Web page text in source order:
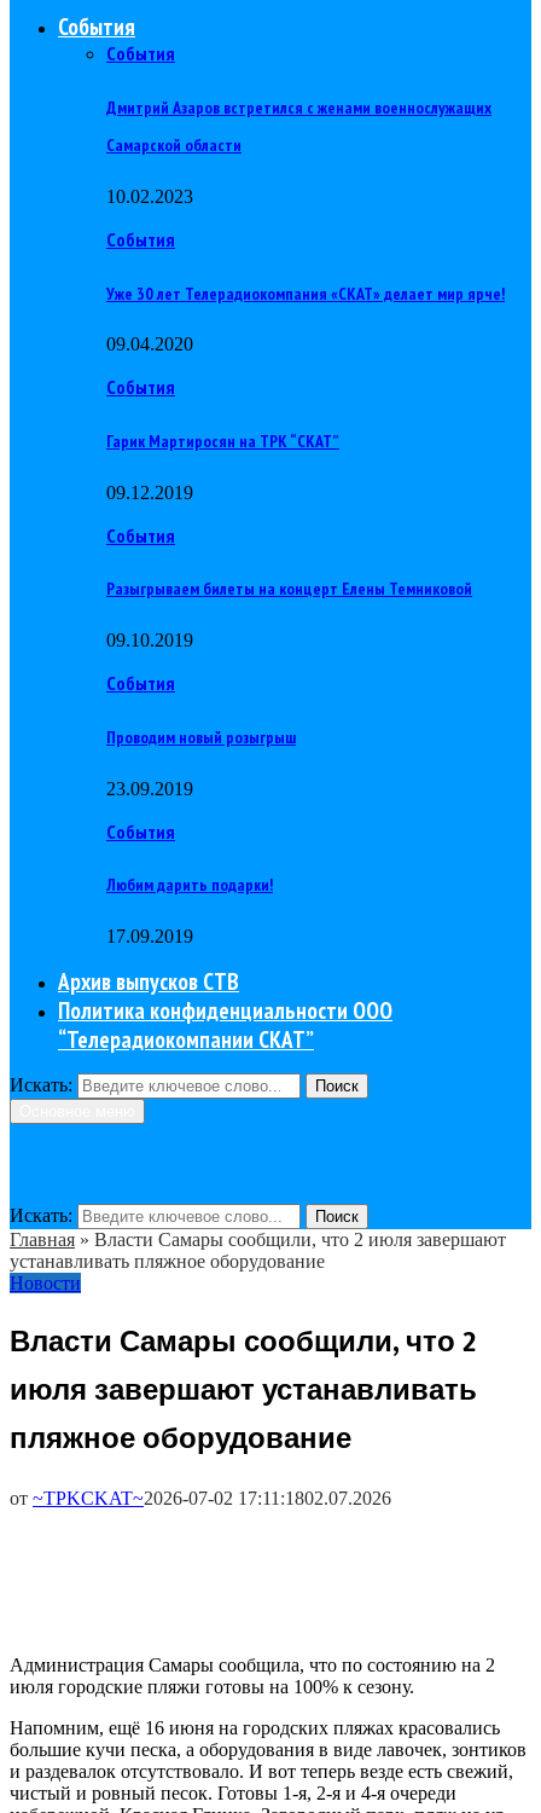
События
События
Дмитрий Азаров встретился с женами военнослужащих
Самарской области
10.02.2023
События
Уже 30 лет Телерадиокомпания «СКАТ» делает мир ярче!
09.04.2020
События
Гарик Мартиросян на ТРК “СКАТ”
09.12.2019
События
Разыгрываем билеты на концерт Елены Темниковой
09.10.2019
События
Проводим новый розыгрыш
23.09.2019
События
Любим дарить подарки!
17.09.2019
Архив выпусков СТВ
Политика конфиденциальности ООО
“Телерадиокомпании СКАТ”
Искать:
Поиск
Искать: Поиск
Главная » Власти Самары сообщили, что 2 июля завершают
устанавливать пляжное оборудование
Новости
Власти Самары сообщили, что 2
июля завершают устанавливать
пляжное оборудование
от ~TPKCKAT~2026-07-02 17:11:1802.07.2026
Администрация Самары сообщила, что по состоянию на 2
июля городские пляжи готовы на 100% к сезону.
Напомним, ещё 16 июня на городских пляжах красовались
большие кучи песка, а оборудования в виде лавочек, зонтиков
и раздевалок отсутствовало. И вот теперь везде есть свежий,
чистый и ровный песок. Готовы 1-я, 2-я и 4-я очереди